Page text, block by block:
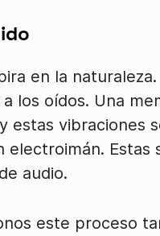
en la
los oídos. Una
estas vibraciones
Estas
audio.
este proceso